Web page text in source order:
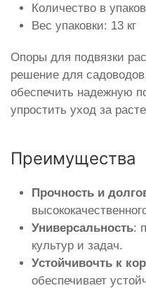
Количество в
Вес упаковки: 13 кг
Опоры для подвязки
решение для
обеспечить надежную
упростить уход за
Преимущества
Прочность и
Универсальность:
культур и задач.
Устойчивочть к
обеспечивает